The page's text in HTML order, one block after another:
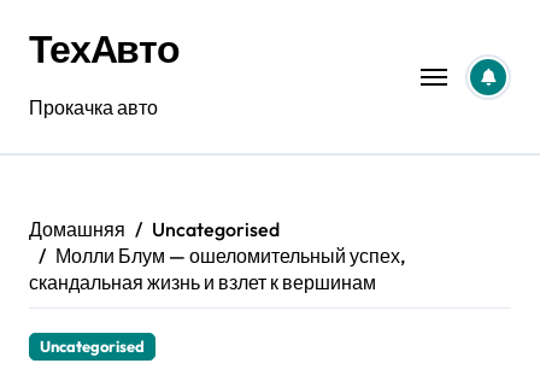
содержанию
ТехАвто
Прокачка авто
Домашняя
Uncategorised
Молли Блум — ошеломительный успех,
скандальная жизнь и взлет к вершинам
Uncategorised